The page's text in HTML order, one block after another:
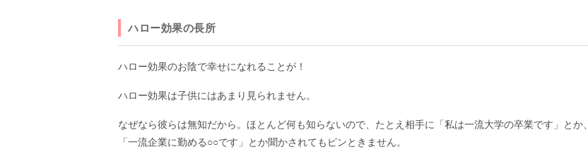
ハロー効果の長所
ハロー効果のお陰で幸せになれることが！
ハロー効果は子供にはあまり見られません。
なぜなら彼らは無知だから。ほとんど何も知らないので、たとえ相手に「私は一流大学の卒業です」とか、
「一流企業に勤める○○です」とか聞かされてもピンときません。